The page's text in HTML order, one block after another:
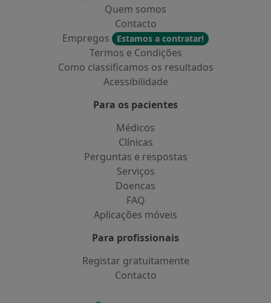
Quem somos
Contacto
Empregos
Estamos a contratar!
Termos e Condições
Como classificamos os resultados
Acessibilidade
Para os pacientes
Médicos
Clínicas
Perguntas e respostas
Serviços
Doencas
FAQ
Aplicações móveis
Para profissionais
Registar gratuitamente
Contacto